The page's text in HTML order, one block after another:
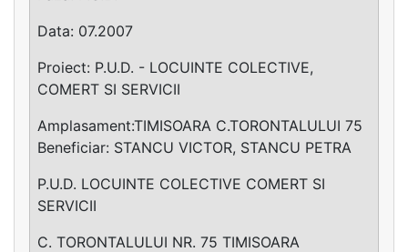
Data: 07.2007
Proiect: P.U.D. - LOCUINTE COLECTIVE,
COMERT SI SERVICII
Amplasament:TIMISOARA C.TORONTALULUI 75
Beneficiar: STANCU VICTOR, STANCU PETRA
P.U.D. LOCUINTE COLECTIVE COMERT SI
SERVICII
C. TORONTALULUI NR. 75 TIMISOARA